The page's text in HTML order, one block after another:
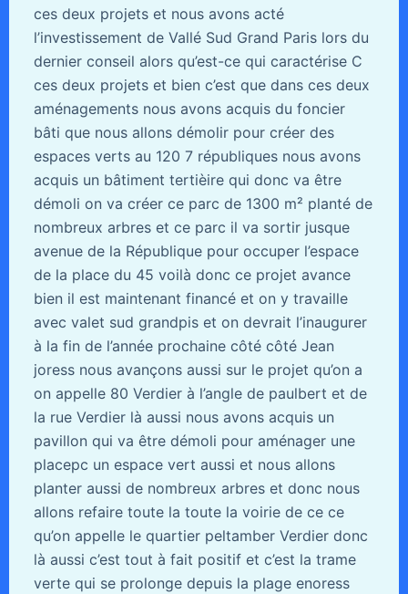
ces deux projets et nous avons acté
l’investissement de Vallé Sud Grand Paris lors du
dernier conseil alors qu’est-ce qui caractérise C
ces deux projets et bien c’est que dans ces deux
aménagements nous avons acquis du foncier
bâti que nous allons démolir pour créer des
espaces verts au 120 7 républiques nous avons
acquis un bâtiment tertièire qui donc va être
démoli on va créer ce parc de 1300 m² planté de
nombreux arbres et ce parc il va sortir jusque
avenue de la République pour occuper l’espace
de la place du 45 voilà donc ce projet avance
bien il est maintenant financé et on y travaille
avec valet sud grandpis et on devrait l’inaugurer
à la fin de l’année prochaine côté côté Jean
joress nous avançons aussi sur le projet qu’on a
on appelle 80 Verdier à l’angle de paulbert et de
la rue Verdier là aussi nous avons acquis un
pavillon qui va être démoli pour aménager une
placepc un espace vert aussi et nous allons
planter aussi de nombreux arbres et donc nous
allons refaire toute la toute la voirie de ce ce
qu’on appelle le quartier peltamber Verdier donc
là aussi c’est tout à fait positif et c’est la trame
verte qui se prolonge depuis la plage enoress